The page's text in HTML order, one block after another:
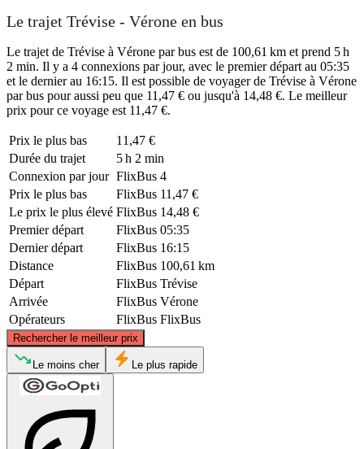
Le trajet Trévise - Vérone en bus
Le trajet de Trévise à Vérone par bus est de 100,61 km et prend 5 h
2 min. Il y a 4 connexions par jour, avec le premier départ au 05:35
et le dernier au 16:15. Il est possible de voyager de Trévise à Vérone
par bus pour aussi peu que 11,47 € ou jusqu'à 14,48 €. Le meilleur
prix pour ce voyage est 11,47 €.
Prix ​​le plus bas
11,47 €
Durée du trajet
5 h 2 min
Connexion par jour FlixBus 4
Prix ​​le plus bas
FlixBus 11,47 €
Le prix le plus élevé FlixBus 14,48 €
Premier départ
FlixBus 05:35
Dernier départ
FlixBus 16:15
Distance
FlixBus 100,61 km
Départ
FlixBus Trévise
Arrivée
FlixBus Vérone
Opérateurs
FlixBus FlixBus
Rechercher le meilleur prix
©CARTO
Le moins cher Le plus rapide